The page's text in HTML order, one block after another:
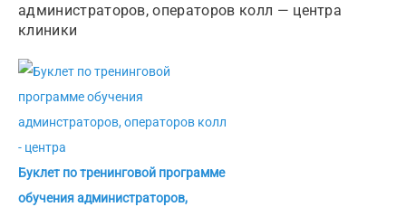
администраторов, операторов колл — центра
клиники
Буклет по тренинговой программе
обучения администраторов,